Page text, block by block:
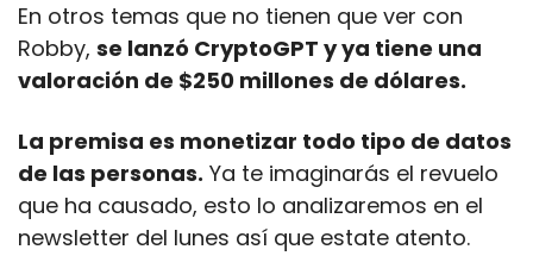
En otros temas que no tienen que ver con
Robby, se lanzó CryptoGPT y ya tiene una
valoración de $250 millones de dólares.
La premisa es monetizar todo tipo de datos
de las personas. Ya te imaginarás el revuelo
que ha causado, esto lo analizaremos en el
newsletter del lunes así que estate atento.